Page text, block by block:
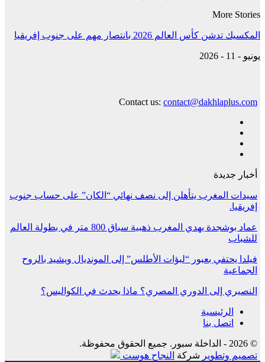
More Stories
المكسيك تدشن كأس العالم 2026 بانتصار مهم على جنوب إفريقيا
يونيو - 11 - 2026
Contact us: contact@dakhlaplus.com
أخبار جديدة
سيدات المغرب يتأهلن إلى نصف نهائي “الكان” على حساب جنوب
إفريقيا.
عماد بوشجدة يهدي المغرب ذهبية سباق 800 متر في بطولة العالم
للشباب
فيلدا يحتفي بعبور “لبؤات الأطلس” إلى المونديال ويشيد بالروح
الجماعية
النصيري إلى الدوري المصري؟ ماذا يحدث في الكواليس؟
الرئيسية
اتصل بنا
© 2026 - الداخلة سبور. جميع الحقوق محفوظة.
تصميم وتطوير شركة النجاح هوست